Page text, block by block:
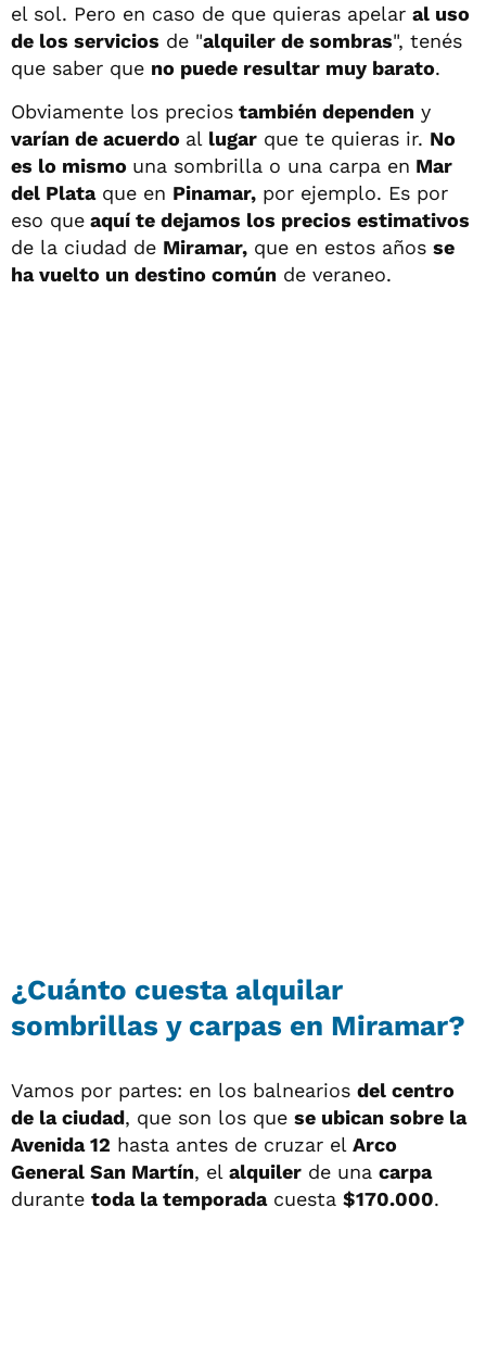
el sol. Pero en caso de que quieras apelar al uso
de los servicios de "alquiler de sombras", tenés
que saber que no puede resultar muy barato.
Obviamente los precios también dependen y
varían de acuerdo al lugar que te quieras ir. No
es lo mismo una sombrilla o una carpa en Mar
del Plataque en Pinamar, por ejemplo. Es por
eso que aquí te dejamos los precios estimativos
de la ciudad de Miramar, que en estos años se
ha vuelto un destino común de veraneo.
¿Cuánto cuesta alquilar
sombrillas y carpas en Miramar?
Vamos por partes: en los balnearios del centro
de la ciudad, que son los que se ubican sobre la
Avenida 12 hasta antes de cruzar el Arco
General San Martín, el alquiler de una carpa
durante toda la temporadacuesta $170.000.